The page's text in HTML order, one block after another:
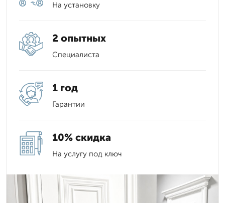
На установку
2 опытных
Специалиста
1 год
Гарантии
10% скидка
На услугу под ключ